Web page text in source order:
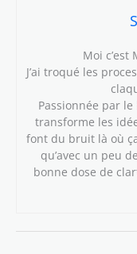
Moi c’est
J’ai troqué les
Passionnée par le
transforme les
font du bruit là où
qu’avec un peu
bonne dose de